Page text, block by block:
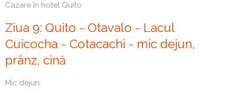
Cazare în hotel Quito.
Ziua 9: Quito - Otavalo - Lacul
Cuicocha - Cotacachi - mic dejun,
prânz, cină
Mic dejun.